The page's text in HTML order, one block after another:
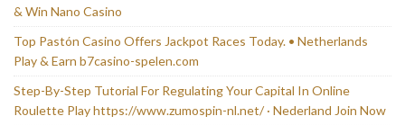
& Win Nano Casino
Top Pastón Casino Offers Jackpot Races Today. • Netherlands
Play & Earn b7casino-spelen.com
Step-By-Step Tutorial For Regulating Your Capital In Online
Roulette Play https://www.zumospin-nl.net/ · Nederland Join Now